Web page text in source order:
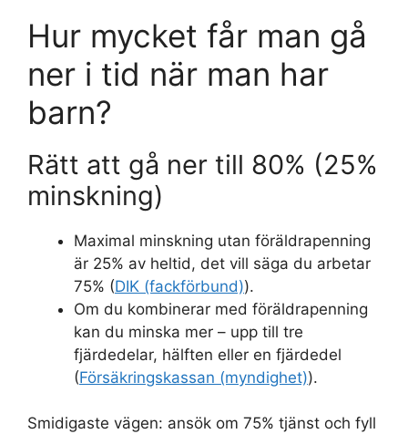
Hur mycket får man gå
ner i tid när man har
barn?
Rätt att gå ner till 80% (25%
minskning)
Maximal minskning utan föräldrapenning
är 25% av heltid, det vill säga du arbetar
75% (DIK (fackförbund)).
Om du kombinerar med föräldrapenning
kan du minska mer – upp till tre
fjärdedelar, hälften eller en fjärdedel
(Försäkringskassan (myndighet)).
Smidigaste vägen: ansök om 75% tjänst och fyll